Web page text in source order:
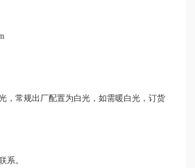
，常规出厂配置为白光，如需暖白光，订货
系。